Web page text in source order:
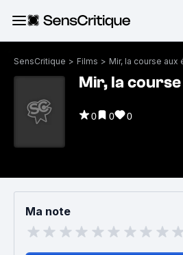
SensCritique > Films > Mir, la course aux
Mir, la
0 0 0
Ma note